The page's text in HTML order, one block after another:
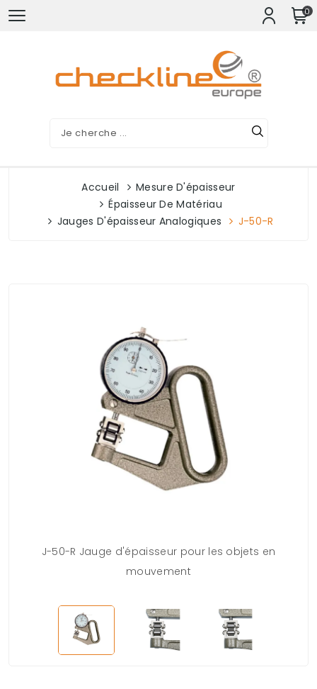
0
Accueil
Mesure D'épaisseur
Épaisseur De Matériau
Jauges D'épaisseur Analogiques
J-50-R
J-50-R Jauge d'épaisseur pour les objets en
mouvement